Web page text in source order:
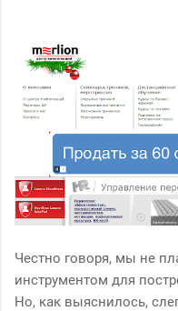
Честно говоря, мы не
инструментом для
Но, как выяснилось,